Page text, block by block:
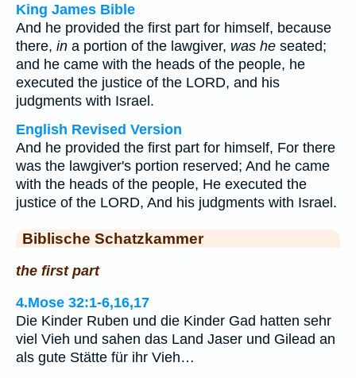
King James Bible
And he provided the first part for himself, because
there, in a portion of the lawgiver, was he seated;
and he came with the heads of the people, he
executed the justice of the LORD, and his
judgments with Israel.
English Revised Version
And he provided the first part for himself, For there
was the lawgiver's portion reserved; And he came
with the heads of the people, He executed the
justice of the LORD, And his judgments with Israel.
Biblische Schatzkammer
the first part
4.Mose 32:1-6,16,17
Die Kinder Ruben und die Kinder Gad hatten sehr
viel Vieh und sahen das Land Jaser und Gilead an
als gute Stätte für ihr Vieh…